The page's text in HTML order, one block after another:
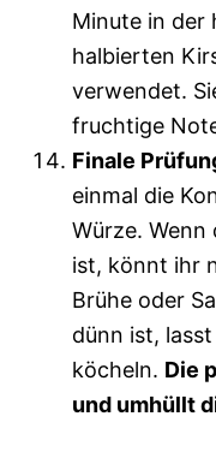
Minute in der
halbierten
verwendet.
fruchtige
Finale
einmal die
Würze. Wenn
ist, könnt ihr
Brühe oder
dünn ist,
köcheln. Die
und umhüllt